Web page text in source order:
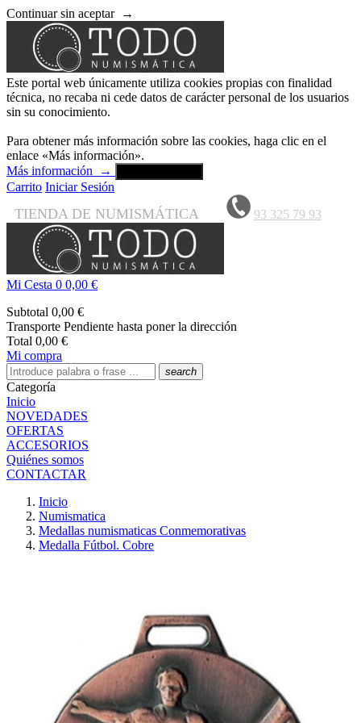
Continuar sin aceptar →
Este portal web únicamente utiliza cookies propias con finalidad
técnica, no recaba ni cede datos de carácter personal de los usuarios
sin su conocimiento.
Para obtener más información sobre las cookies, haga clic en el
enlace «Más información».
Más información
→
Carrito Iniciar Sesión
TIENDA DE NUMISMÁTICA 93 325 79 93
Mi Cesta 0 0,00 €
Subtotal 0,00 €
Transporte Pendiente hasta poner la dirección
Total 0,00 €
Mi compra
search
Categoría
Inicio
NOVEDADES
OFERTAS
ACCESORIOS
Quiénes somos
CONTACTAR
Inicio
Numismatica
Medallas numismaticas Conmemorativas
Medalla Fútbol. Cobre